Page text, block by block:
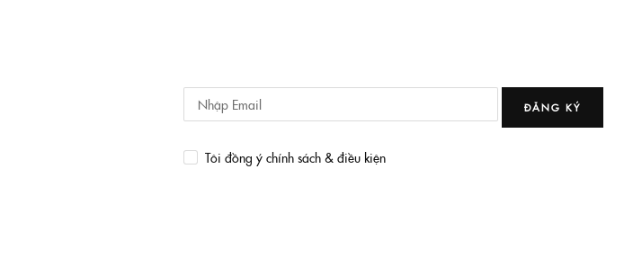
ĐĂNG KÝ
Tôi đồng ý chính sách & điều kiện